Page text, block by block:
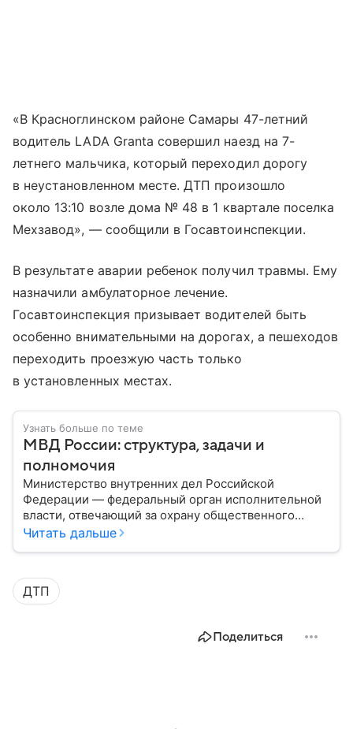
«В Красноглинском районе Самары 47-летний
водитель LADA Granta совершил наезд на 7-
летнего мальчика, который переходил дорогу
в неустановленном месте. ДТП произошло
около 13:10 возле дома № 48 в 1 квартале поселка
Мехзавод», — сообщили в Госавтоинспекции.
В результате аварии ребенок получил травмы. Ему
назначили амбулаторное лечение.
Госавтоинспекция призывает водителей быть
особенно внимательными на дорогах, а пешеходов
переходить проезжую часть только
в установленных местах.
Узнать больше по теме
МВД России: структура, задачи и
полномочия
Министерство внутренних дел Российской
Федерации — федеральный орган исполнительной
власти, отвечающий за охрану общественного
порядка, борьбу с преступностью, обеспечение
В материале рассказываем, чем занимается МВД
России, какие задачи выполняет министерство, как
устроена его структура, кто возглавляет ведомство
Читать дальше
ДТП
Поделиться